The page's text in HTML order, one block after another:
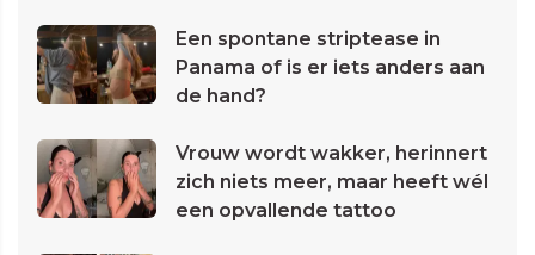
Een spontane striptease in
Panama of is er iets anders aan
de hand?
Vrouw wordt wakker, herinnert
zich niets meer, maar heeft wél
een opvallende tattoo